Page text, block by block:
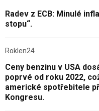
Radev z ECB: Minulé
stopu“.
Roklen24
Ceny benzinu v USA
poprvé od roku 2022,
americké spotřebitele
Kongresu.